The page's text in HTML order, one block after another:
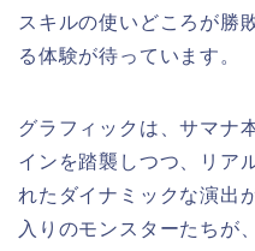
スキルの使いどころが勝
る体験が待っています。
グラフィックは、サマナ
インを踏襲しつつ、リア
れたダイナミックな演出
入りのモンスターたちが